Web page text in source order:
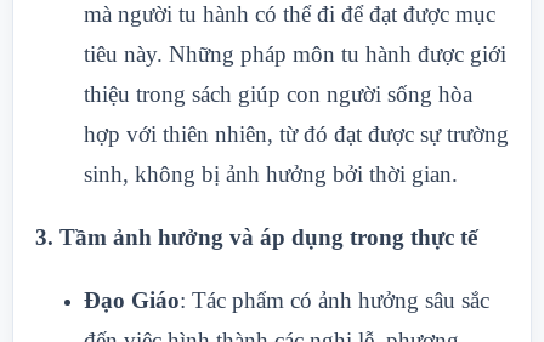
mà người tu hành có thể đi để đạt được mục
tiêu này. Những pháp môn tu hành được giới
thiệu trong sách giúp con người sống hòa
hợp với thiên nhiên, từ đó đạt được sự trường
sinh, không bị ảnh hưởng bởi thời gian.
3. Tầm ảnh hưởng và áp dụng trong thực tế
Đạo Giáo: Tác phẩm có ảnh hưởng sâu sắc